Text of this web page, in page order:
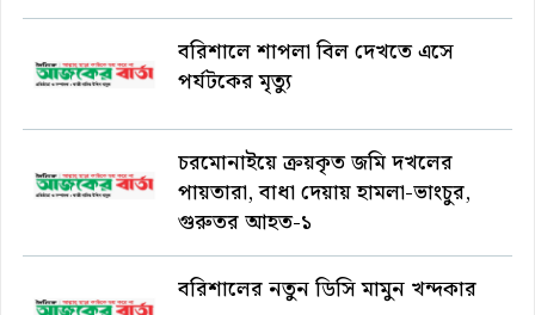
বরিশালে শাপলা বিল দেখতে এসে
পর্যটকের মৃত্যু
চরমোনাইয়ে ক্রয়কৃত জমি দখলের
পায়তারা, বাধা দেয়ায় হামলা-ভাংচুর,
গুরুতর আহত-১
বরিশালের নতুন ডিসি মামুন খন্দকার